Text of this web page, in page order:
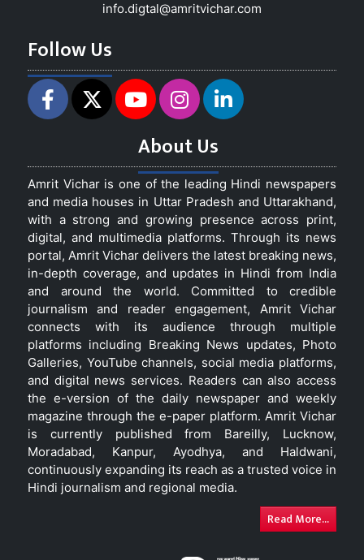
info.digtal@amritvichar.com
Follow Us
About Us
Amrit Vichar is one of the leading Hindi newspapers
and media houses in Uttar Pradesh and Uttarakhand,
with a strong and growing presence across print,
digital, and multimedia platforms. Through its news
portal, Amrit Vichar delivers the latest breaking news,
in-depth coverage, and updates in Hindi from India
and around the world. Committed to credible
journalism and reader engagement, Amrit Vichar
connects with its audience through multiple
platforms including Breaking News updates, Photo
Galleries, YouTube channels, social media platforms,
and digital news services. Readers can also access
the e-version of the daily newspaper and weekly
magazine through the e-paper platform. Amrit Vichar
is currently published from Bareilly, Lucknow,
Moradabad, Kanpur, Ayodhya, and Haldwani,
continuously expanding its reach as a trusted voice in
Hindi journalism and regional media.
Read More...